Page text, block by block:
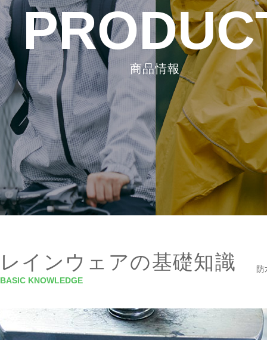
商品情報
レインウェアの基礎知識
BASIC KNOWLEDGE